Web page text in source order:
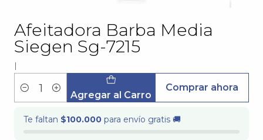
Afeitadora Barba Media
Siegen Sg-7215
|
Cantidad Agregar al Carro
Comprar ahora
Te faltan $100.000 para envío gratis 🚚